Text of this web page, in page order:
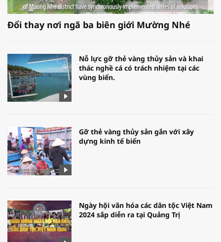
Đổi thay nơi ngã ba biên giới Mường Nhé
Nỗ lực gỡ thẻ vàng thủy sản và khai
thác nghề cá có trách nhiệm tại các
vùng biển.
Gỡ thẻ vàng thủy sản gắn với xây
dựng kinh tế biển
Ngày hội văn hóa các dân tộc Việt Nam
2024 sắp diễn ra tại Quảng Trị